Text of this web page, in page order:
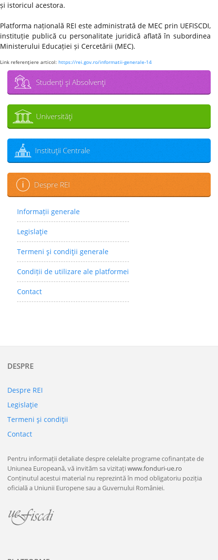
și istoricul acestora.
Platforma națională REI este administrată de MEC prin UEFISCDI,
instituție publică cu personalitate juridică aflată în subordinea
Ministerului Educației și Cercetării (MEC).
Link referenţiere articol: https://rei.gov.ro/informatii-generale-14
Studenţi şi Absolvenţi
Universităţi
Instituţii Centrale
Despre REI
Informații generale
Legislaţie
Termeni şi condiţii generale
Condiții de utilizare ale platformei
Contact
DESPRE
Despre REI
Legislaţie
Termeni şi condiţii
Contact
Pentru informații detaliate despre celelalte programe cofinanțate de
Uniunea Europeană, vă invităm sa vizitațiwww.fonduri-ue.ro
Conținutul acestui material nu reprezintă în mod obligatoriu poziția
oficială a Uniunii Europene sau a Guvernului României.